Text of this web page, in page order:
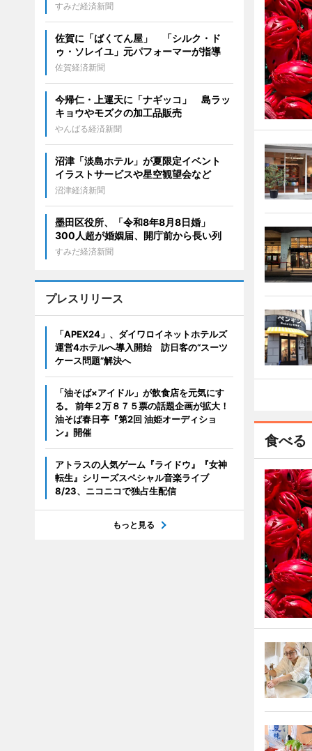
食べる
すみだ経済新聞
佐賀に「ばくてん屋」 「シルク・ド
ゥ・ソレイユ」元パフォーマーが指導
佐賀経済新聞
今帰仁・上運天に「ナギッコ」 島ラッ
キョウやモズクの加工品販売
やんばる経済新聞
沼津「淡島ホテル」が夏限定イベント
イラストサービスや星空観望会など
沼津経済新聞
墨田区役所、「令和8年8月8日婚」
300人超が婚姻届、開庁前から長い列
すみだ経済新聞
プレスリリース
「APEX24」、ダイワロイネットホテルズ
運営4ホテルへ導入開始 訪日客の“スーツ
ケース問題”解決へ
「油そば×アイドル」が飲食店を元気にす
る。 前年２万８７５票の話題企画が拡大！
油そば春日亭『第2回 油姫オーディショ
ン』開催
アトラスの人気ゲーム『ライドウ』『女神
転生』シリーズスペシャル音楽ライブ
8/23、ニコニコで独占生配信
もっと見る